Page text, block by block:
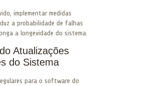
implementar medidas
a probabilidade de falhas
a longevidade do sistema.
Atualizações
do Sistema
para o software do